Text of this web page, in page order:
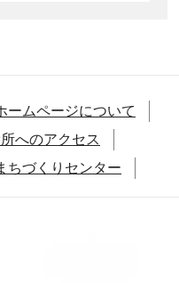
ームページについて
へのアクセス
ちづくりセンター